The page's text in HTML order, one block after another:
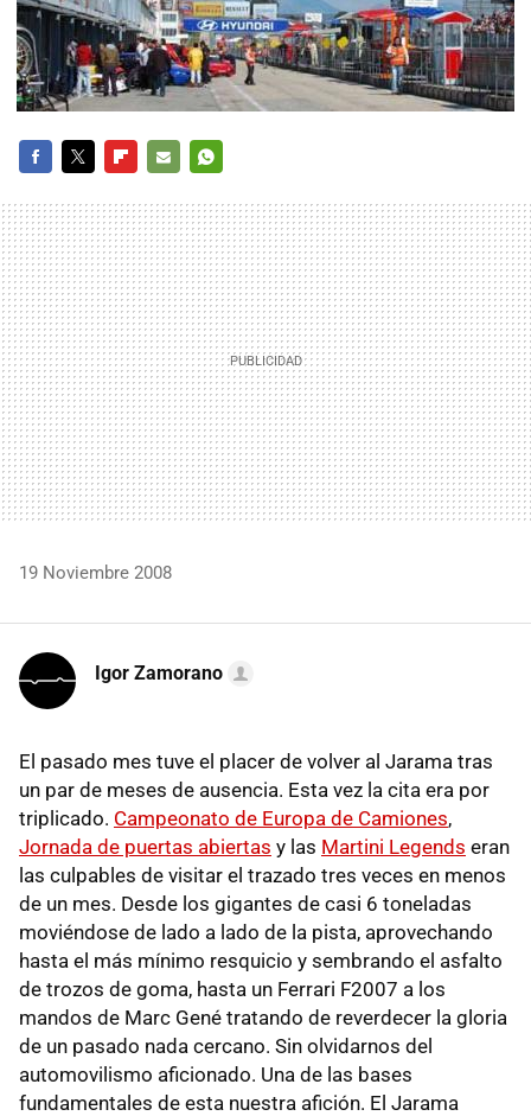
MAIL
19 Noviembre 2008
Igor Zamorano
El pasado mes tuve el placer de volver al Jarama tras
un par de meses de ausencia. Esta vez la cita era por
triplicado. Campeonato de Europa de Camiones,
Jornada de puertas abiertas y las Martini Legends eran
las culpables de visitar el trazado tres veces en menos
de un mes. Desde los gigantes de casi 6 toneladas
moviéndose de lado a lado de la pista, aprovechando
hasta el más mínimo resquicio y sembrando el asfalto
de trozos de goma, hasta un Ferrari F2007 a los
mandos de Marc Gené tratando de reverdecer la gloria
de un pasado nada cercano. Sin olvidarnos del
automovilismo aficionado. Una de las bases
fundamentales de esta nuestra afición. El Jarama